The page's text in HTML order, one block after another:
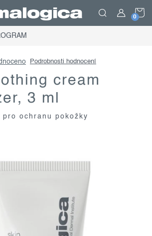
Podrobnosti hodnocení
cream
3 ml
ochranu pokožky